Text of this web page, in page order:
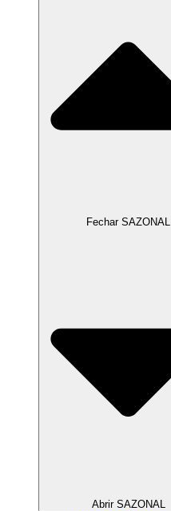
Fechar SAZONAL
Abrir SAZONAL